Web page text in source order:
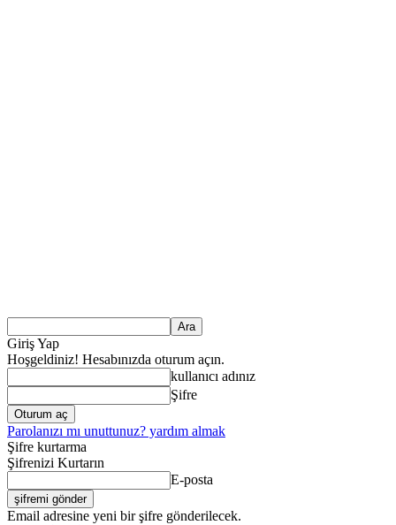
Giriş Yap
Hoşgeldiniz! Hesabınızda oturum açın.
kullanıcı adınız
Şifre
Parolanızı mı unuttunuz? yardım almak
Şifre kurtarma
Şifrenizi Kurtarın
E-posta
Email adresine yeni bir şifre gönderilecek.